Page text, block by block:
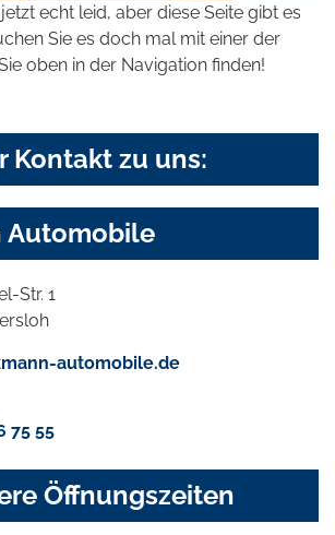
echt leid, aber diese Seite gibt es
Sie es doch mal mit einer der
oben in der Navigation finden!
Kontakt zu uns:
Automobile
Str. 1
automobile.de
75 55
Öffnungszeiten